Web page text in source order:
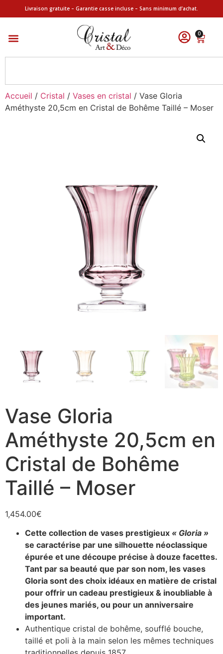
Livraison gratuite – Garantie casse incluse – Sans minimum d’achat.
0
Accueil / Cristal / Vases en cristal / Vase Gloria
Améthyste 20,5cm en Cristal de Bohême Taillé – Moser
Vase Gloria
Améthyste 20,5cm en
Cristal de Bohême
Taillé – Moser
1,454.00€
Cette collection de vases prestigieux « Gloria »
se caractérise par une silhouette néoclassique
épurée et une découpe précise à douze facettes.
Tant par sa beauté que par son nom, les vases
Gloria sont des choix idéaux en matière de cristal
pour offrir un cadeau prestigieux & inoubliable à
des jeunes mariés, ou pour un anniversaire
important.
Authentique cristal de bohême, soufflé bouche,
taillé et poli à la main selon les mêmes techniques